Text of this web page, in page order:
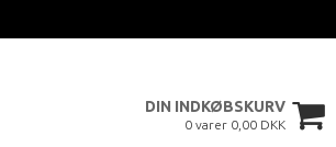
DIN INDKØBSKURV
0 varer 0,00 DKK